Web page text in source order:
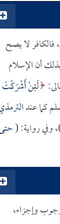
فالكافر لا يصح
أن الإسلام
لَئِنْ أَشْرَكْتَ
وفي رواية: (
وإجزاء،